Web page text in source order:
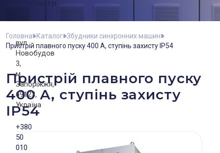
вул.
Новобудов
3,
м.
Запоріжжя,
69123,
Україна
+380
50
010
Головна Каталог Збудники синхронних машин
Пристрій плавного пуску 400 А, ступінь захисту IP54
Пристрій плавного пуску
400 А, ступінь захисту
IP54